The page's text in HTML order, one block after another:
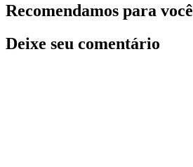
Recomendamos para você
Deixe seu comentário